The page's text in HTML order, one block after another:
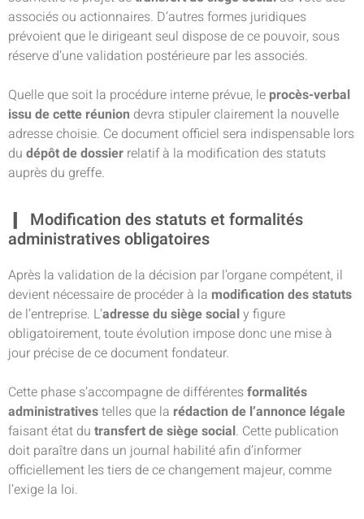
associés ou actionnaires. D’autres formes juridiques
prévoient que le dirigeant seul dispose de ce pouvoir, sous
réserve d’une validation postérieure par les associés.
Quelle que soit la procédure interne prévue, le procès-verbal
issu de cette réunion devra stipuler clairement la nouvelle
adresse choisie. Ce document officiel sera indispensable lors
du dépôt de dossier relatif à la modification des statuts
auprès du greffe.
Modification des statuts et formalités
administratives obligatoires
Après la validation de la décision par l’organe compétent, il
devient nécessaire de procéder à la modification des statuts
de l’entreprise. L’adresse du siège socialy figure
obligatoirement, toute évolution impose donc une mise à
jour précise de ce document fondateur.
Cette phase s’accompagne de différentesformalités
administrativestelles que la rédaction de l’annonce légale
faisant état du transfert de siège social. Cette publication
doit paraître dans un journal habilité afin d’informer
officiellement les tiers de ce changement majeur, comme
l’exige la loi.